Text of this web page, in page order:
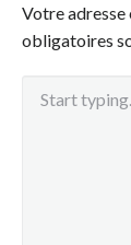
Votre adresse
obligatoires